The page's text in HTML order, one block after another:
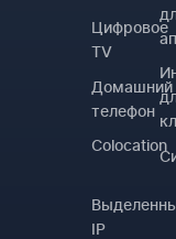
Цифровое
TV
Домашний
телефон
Colocation
IP